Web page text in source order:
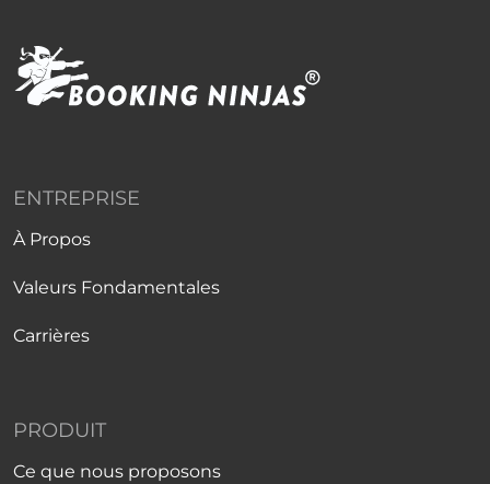
ENTREPRISE
À Propos
Valeurs Fondamentales
Carrières
PRODUIT
Ce que nous proposons